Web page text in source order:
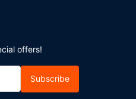
offers!
Subscribe